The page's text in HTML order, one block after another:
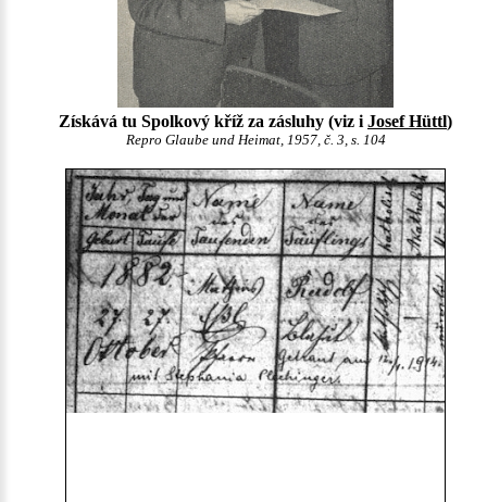
Získává tu Spolkový kříž za zásluhy (viz i Josef Hüttl)
Repro Glaube und Heimat, 1957, č. 3, s. 104